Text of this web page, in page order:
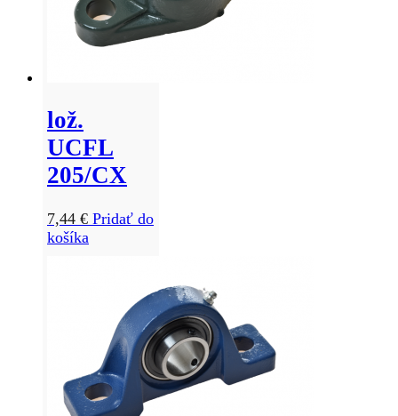
lož.
UCFL
205/CX
7,44 € Pridať do
košíka